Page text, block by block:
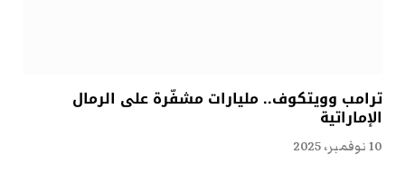
ترامب وويتكوف.. مليارات مشفّرة على الرمال
الإماراتية
10 نوفمبر، 2025